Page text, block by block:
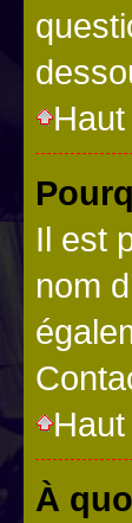
Haut
Il est
nom
Haut
À